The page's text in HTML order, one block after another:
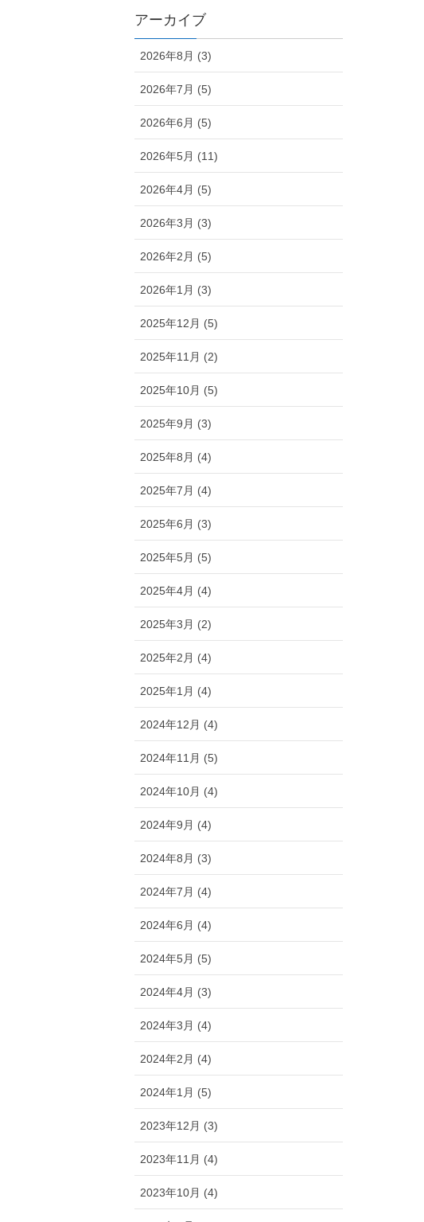
アーカイブ
2026年8月 (3)
2026年7月 (5)
2026年6月 (5)
2026年5月 (11)
2026年4月 (5)
2026年3月 (3)
2026年2月 (5)
2026年1月 (3)
2025年12月 (5)
2025年11月 (2)
2025年10月 (5)
2025年9月 (3)
2025年8月 (4)
2025年7月 (4)
2025年6月 (3)
2025年5月 (5)
2025年4月 (4)
2025年3月 (2)
2025年2月 (4)
2025年1月 (4)
2024年12月 (4)
2024年11月 (5)
2024年10月 (4)
2024年9月 (4)
2024年8月 (3)
2024年7月 (4)
2024年6月 (4)
2024年5月 (5)
2024年4月 (3)
2024年3月 (4)
2024年2月 (4)
2024年1月 (5)
2023年12月 (3)
2023年11月 (4)
2023年10月 (4)